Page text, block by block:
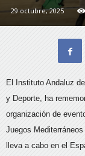
29 octubre, 2025
El Instituto Andaluz
y Deporte, ha
organización de
Juegos
lleva a cabo en el